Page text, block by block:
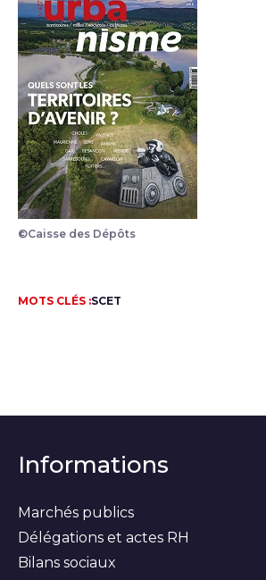
©Caisse des Dépôts
MOTS CLÉS :SCET
Informations
Marchés publics
Délégations et actes RH
Bilans sociaux